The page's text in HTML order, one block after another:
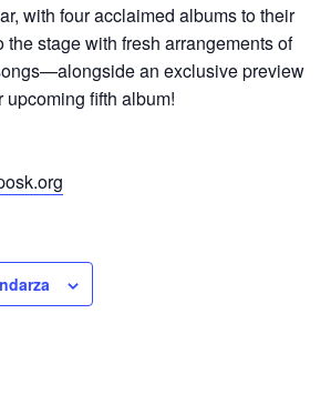
with four acclaimed albums to their
the stage with fresh arrangements of
an exclusive preview
upcoming fifth album!